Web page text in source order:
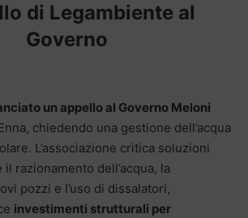
di Legambiente al
Governo
un appello al Governo Meloni
chiedendo una gestione dell’acqua
L’associazione critica soluzioni
razionamento dell’acqua, la
pozzi e l’uso di dissalatori,
investimenti strutturali per